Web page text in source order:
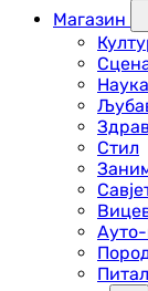
Магазин
Стил